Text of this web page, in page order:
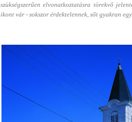
szükségszerűen elvonatkoztatásra törekvő
ikont vár - sokszor érdektelennek, sőt gyakran